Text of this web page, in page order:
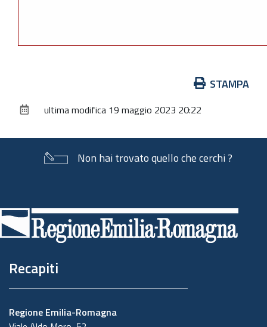
documento
STAMPA
ultima modifica 19 maggio 2023 20:22
Non hai trovato quello che cerchi ?
di
pagina
Recapiti
Regione Emilia-Romagna